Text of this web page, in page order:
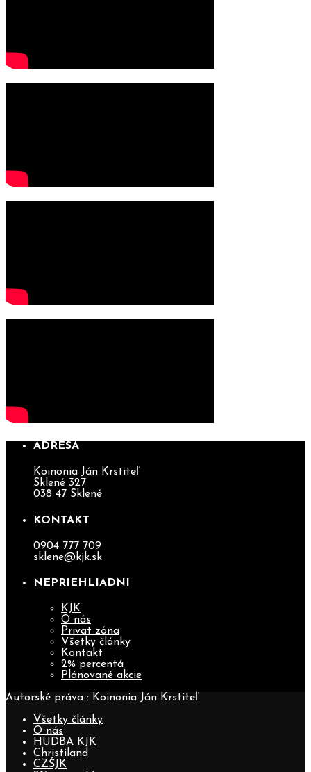
ADRESA
Koinonia Ján Krstiteľ
Sklené 327
038 47 Sklené
KONTAKT
0904 777 709
sklene@kjk.sk
NEPRIEHLIADNI
KJK
O nás
Privat zóna
Všetky články
Kontakt
2% percentá
Plánované akcie
Autorské práva : Koinonia Ján Krstiteľ
Všetky články
O nás
HUDBA KJK
Christiland
CZŠJK